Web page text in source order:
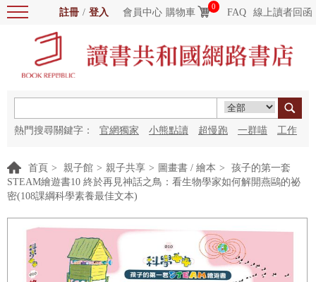
註冊 / 登入 會員中心 購物車
0
FAQ 線上讀者回函
熱門搜尋關鍵字： 官網獨家 小熊點讀 超慢跑 一群喵 工作
首頁 > 親子館 > 親子共享 > 圖畫書 / 繪本 >
孩子的第一套
STEAM繪遊書10 終於再見神話之鳥：看生物學家如何解開燕鷗的祕
密(108課綱科學素養最佳文本)